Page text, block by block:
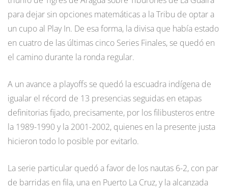
para dejar sin opciones matemáticas a la Tribu de optar a
un cupo al Play In. De esa forma, la divisa que había estado
en cuatro de las últimas cinco Series Finales, se quedó en
el camino durante la ronda regular.
A un avance a playoffs se quedó la escuadra indígena de
igualar el récord de 13 presencias seguidas en etapas
definitorias fijado, precisamente, por los filibusteros entre
la 1989-1990 y la 2001-2002, quienes en la presente justa
hicieron todo lo posible por evitarlo.
La serie particular quedó a favor de los nautas 6-2, con par
de barridas en fila, una en Puerto La Cruz, y la alcanzada